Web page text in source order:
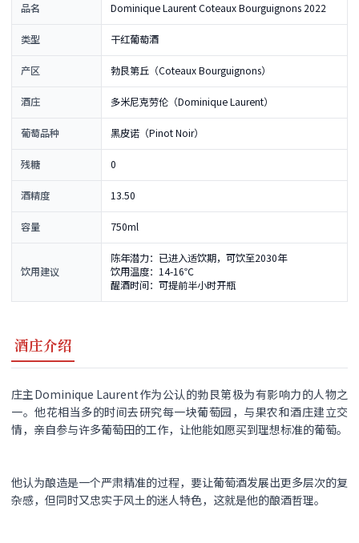
品名 Dominique Laurent Coteaux Bourguignons 2022
类型 干红葡萄酒
产区 勃艮第丘（Coteaux Bourguignons）
酒庄 多米尼克劳伦（Dominique Laurent）
葡萄品种 黑皮诺（Pinot Noir）
残糖 0
酒精度 13.50
容量 750ml
饮用建议
陈年潜力：已进入适饮期，可饮至2030年
饮用温度：14-16℃
醒酒时间：可提前半小时开瓶
酒庄介绍
庄主Dominique Laurent作为公认的勃艮第极为有影响力的人物之
一。他花相当多的时间去研究每一块葡萄园，与果农和酒庄建立交
情，亲自参与许多葡萄田的工作，让他能如愿买到理想标准的葡萄。
他认为酿造是一个严肃精准的过程，要让葡萄酒发展出更多层次的复
杂感，但同时又忠实于风土的迷人特色，这就是他的酿酒哲理。